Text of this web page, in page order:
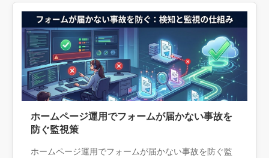
ホームページ運用でフォームが届かない事故を
防ぐ監視策
ホームページ運用でフォームが届かない事故を防ぐ監